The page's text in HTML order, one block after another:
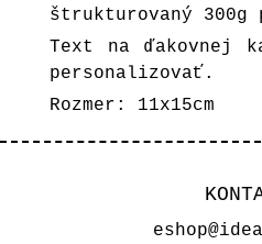
štrukturovaný 300g
Text na ďakovnej
personalizovať.
Rozmer: 11x15cm